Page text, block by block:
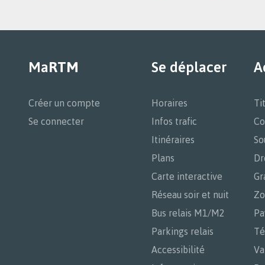
MaRTM
Créer un compte
Se connecter
Navigation
Se déplacer
Horaires
Infos trafic
Itinéraires
Plans
Carte interactive
Réseau soir et nuit
Bus relais M1/M2
Parkings relais
Accessibilité